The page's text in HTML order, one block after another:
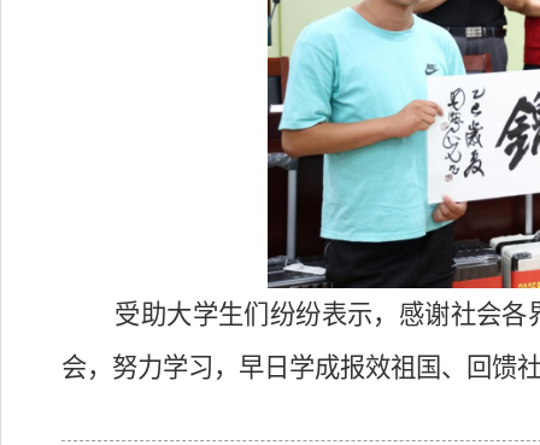
受助大学生们纷纷表示，感谢社会各
会，努力学习，早日学成报效祖国、回馈